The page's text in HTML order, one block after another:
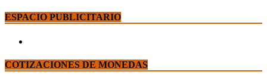
ESPACIO PUBLICITARIO
COTIZACIONES DE MONEDAS